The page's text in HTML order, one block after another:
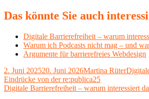
Das könnte Sie auch
Digitale Barrierefreiheit – warum
Warum ich Podcasts nicht mag – und
Argumente für barrierefreies Webdesign
Veröffentlicht
am
2. Juni 202520. Juni 2026Autor
Martina Rüter
Beitragsnavigation
Vorheriger
Beitrag:
Eindrücke von der re:publica25
Nächster
Digitale Barrierefreiheit – warum interessiert